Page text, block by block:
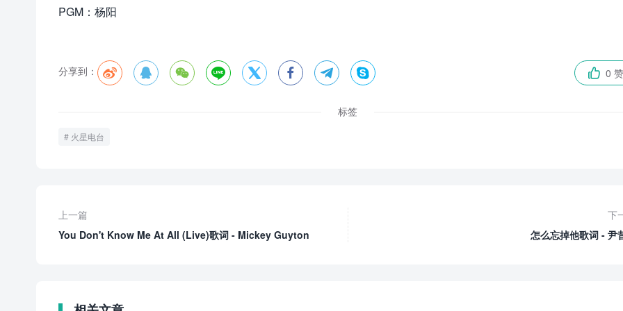
PGM：杨阳
分享到：          0 赞
标签
火星电台
上一篇
You Don't Know Me At All (Live)歌词 - Mickey Guyton
下
怎么忘掉他歌词 - 尹